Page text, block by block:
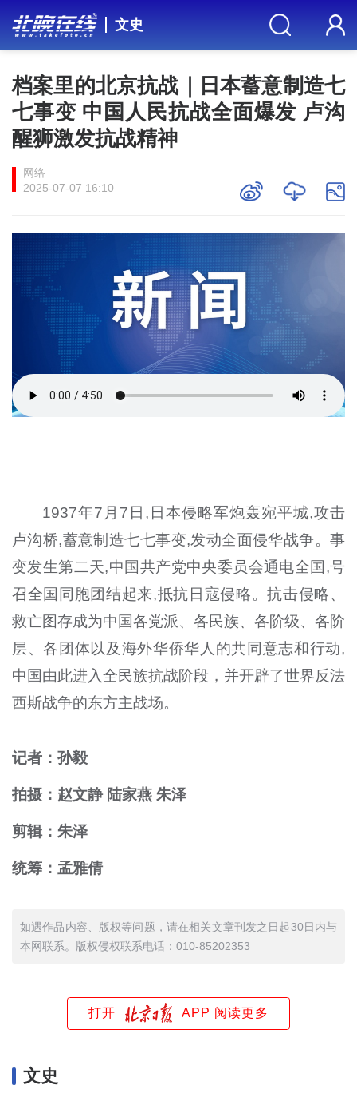
文史
档案里的北京抗战｜日本蓄意制造七
七事变 中国人民抗战全面爆发 卢沟
醒狮激发抗战精神
网络
2025-07-07 16:10
1937年7月7日,日本侵略军炮轰宛平城,攻击
卢沟桥,蓄意制造七七事变,发动全面侵华战争。事
变发生第二天,中国共产党中央委员会通电全国,号
召全国同胞团结起来,抵抗日寇侵略。抗击侵略、
救亡图存成为中国各党派、各民族、各阶级、各阶
层、各团体以及海外华侨华人的共同意志和行动,
中国由此进入全民族抗战阶段，并开辟了世界反法
西斯战争的东方主战场。
记者：孙毅
拍摄：赵文静 陆家燕 朱泽
剪辑：朱泽
统筹：孟雅倩
如遇作品内容、版权等问题，请在相关文章刊发之日起30日内与
本网联系。版权侵权联系电话：010-85202353
打开 APP 阅读更多
文史